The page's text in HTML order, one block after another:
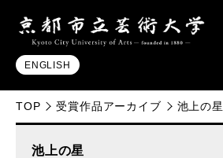
ENGLISH
TOP 受賞作品アーカイブ 池上の星
池上の星